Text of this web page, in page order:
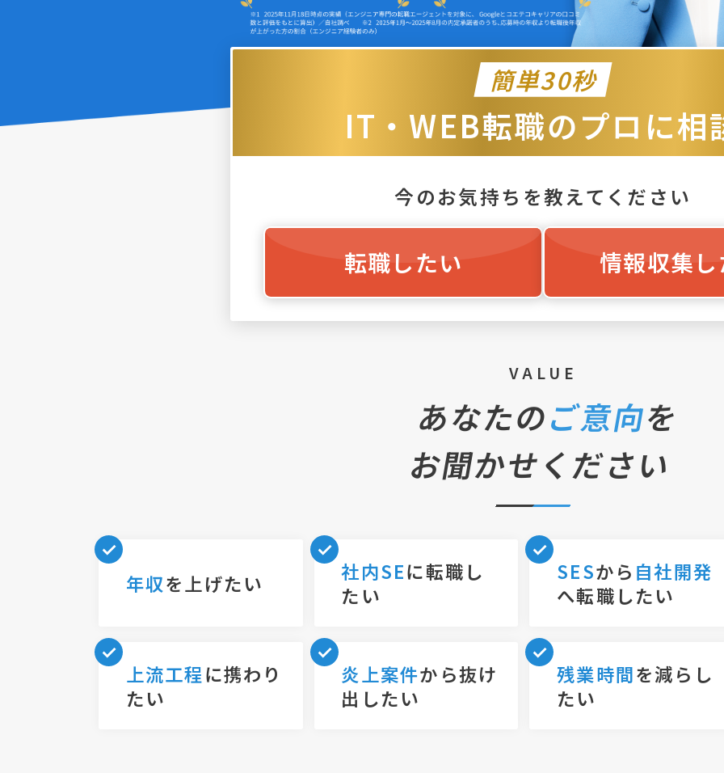
簡単30秒
IT・WEB転職のプロに相
今のお気持ちを教えてください
転職したい 情報収集
VALUE
あなたのご意向を
お聞かせください
年収を上げたい 社内SEに転職し
たい
SESから 自社開発
へ転職したい
上流工程に携わり
たい
炎上案件から抜け
出したい
残業時間を減らし
たい